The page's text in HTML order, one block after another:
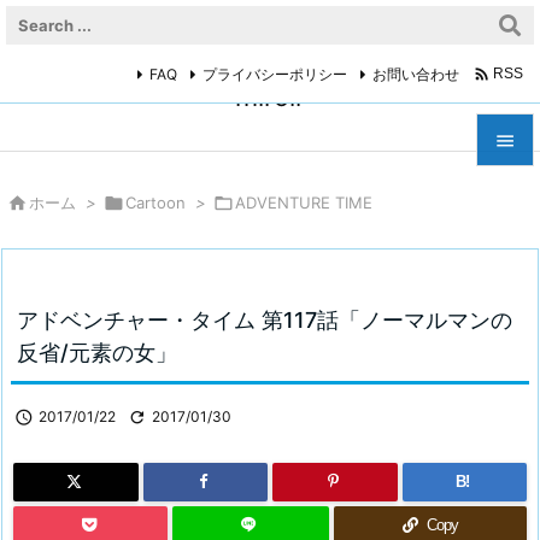
miroir




検索
FAQ プライバシーポリシー お問い合わせ  RSS
 ホーム > Cartoon > ADVENTURE TIME
アドベンチャー・タイム 第117話「ノーマルマンの
反省/元素の女」
 2017/01/22  2017/01/30
B!
Copy